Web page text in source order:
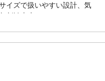
イズで扱いやすい設計、気
だけます。